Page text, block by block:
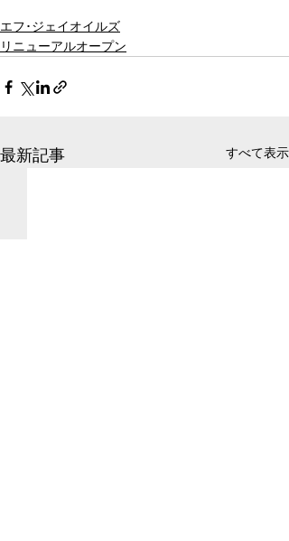
エフ･ジェイオイルズ
リニューアルオープン
最新記事 すべて表示